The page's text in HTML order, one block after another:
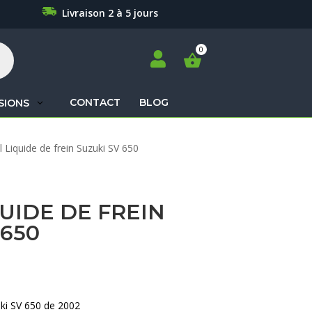
Livraison 2 à 5 jours

CONTACT BLOG
de
de frein Suzuki SV 650
DE FREIN
SV 650 de 2002